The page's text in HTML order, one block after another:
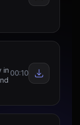
in 00:10